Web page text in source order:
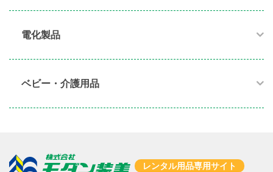
電化製品​
ベビー・介護用品​
レンタル用品専用サイト